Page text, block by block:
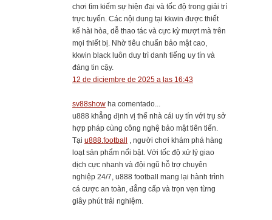
chơi tìm kiếm sự hiện đại và tốc độ trong giải trí
trực tuyến. Các nội dung tại kkwin được thiết
kế hài hòa, dễ thao tác và cực kỳ mượt mà trên
mọi thiết bị. Nhờ tiêu chuẩn bảo mật cao,
kkwin black luôn duy trì danh tiếng uy tín và
đáng tin cậy.
12 de diciembre de 2025 a las 16:43
sv88show ha comentado...
u888 khẳng định vị thế nhà cái uy tín với trụ sở
hợp pháp cùng công nghệ bảo mật tiên tiến.
Tại u888.football
, người chơi khám phá hàng
loạt sản phẩm nổi bật. Với tốc độ xử lý giao
dịch cực nhanh và đội ngũ hỗ trợ chuyên
nghiệp 24/7, u888 football mang lại hành trình
cá cược an toàn, đẳng cấp và trọn vẹn từng
giây phút trải nghiệm.